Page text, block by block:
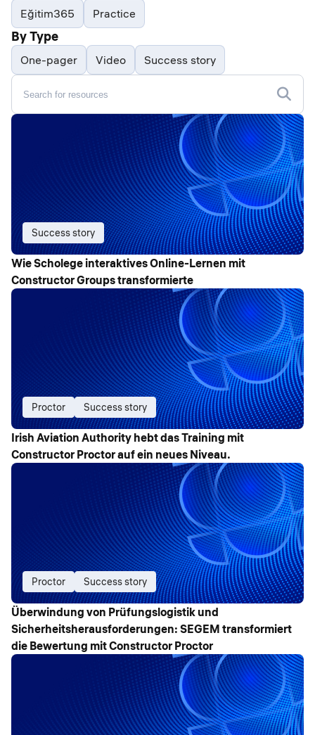
Eğitim365 Practice
By Type
One-pager Video Success story
Success story
Wie Scholege interaktives Online-Lernen mit
Constructor Groups transformierte
Proctor Success story
Irish Aviation Authority hebt das Training mit
Constructor Proctor auf ein neues Niveau.
Proctor Success story
Überwindung von Prüfungslogistik und
Sicherheitsherausforderungen: SEGEM transformiert
die Bewertung mit Constructor Proctor